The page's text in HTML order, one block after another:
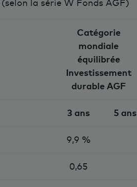
(selon la série W Fonds AGF)
Catégorie
mondiale
équilibrée
Investissement
durable AGF
3 ans 5 ans
9,9 %
0,65